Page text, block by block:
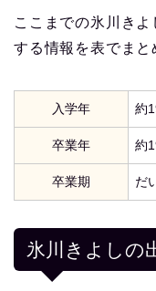
ここまでの氷川き
する情報を表でまと
入学年 約
卒業年 約
卒業期 だ
氷川きよしの